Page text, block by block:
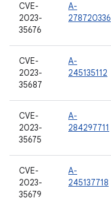
CVE-
2023-
35676
A-
278720336
CVE-
2023-
35687
A-
245135112
CVE-
2023-
35675
A-
284297711
CVE-
2023-
35679
A-
245137718